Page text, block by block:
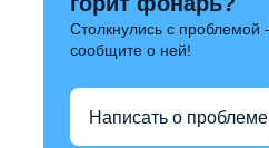
Столкнулись с
сообщите о ней!
Написать о проблеме